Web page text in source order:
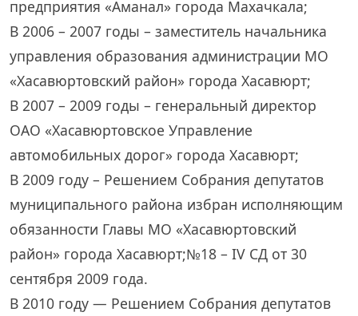
предприятия «Аманал» города Махачкала;
В 2006 – 2007 годы – заместитель начальника
управления образования администрации МО
«Хасавюртовский район» города Хасавюрт;
В 2007 – 2009 годы – генеральный директор
ОАО «Хасавюртовское Управление
автомобильных дорог» города Хасавюрт;
В 2009 году – Решением Собрания депутатов
муниципального района избран исполняющим
обязанности Главы МО «Хасавюртовский
район» города Хасавюрт;№18 – IV СД от 30
сентября 2009 года.
В 2010 году — Решением Собрания депутатов